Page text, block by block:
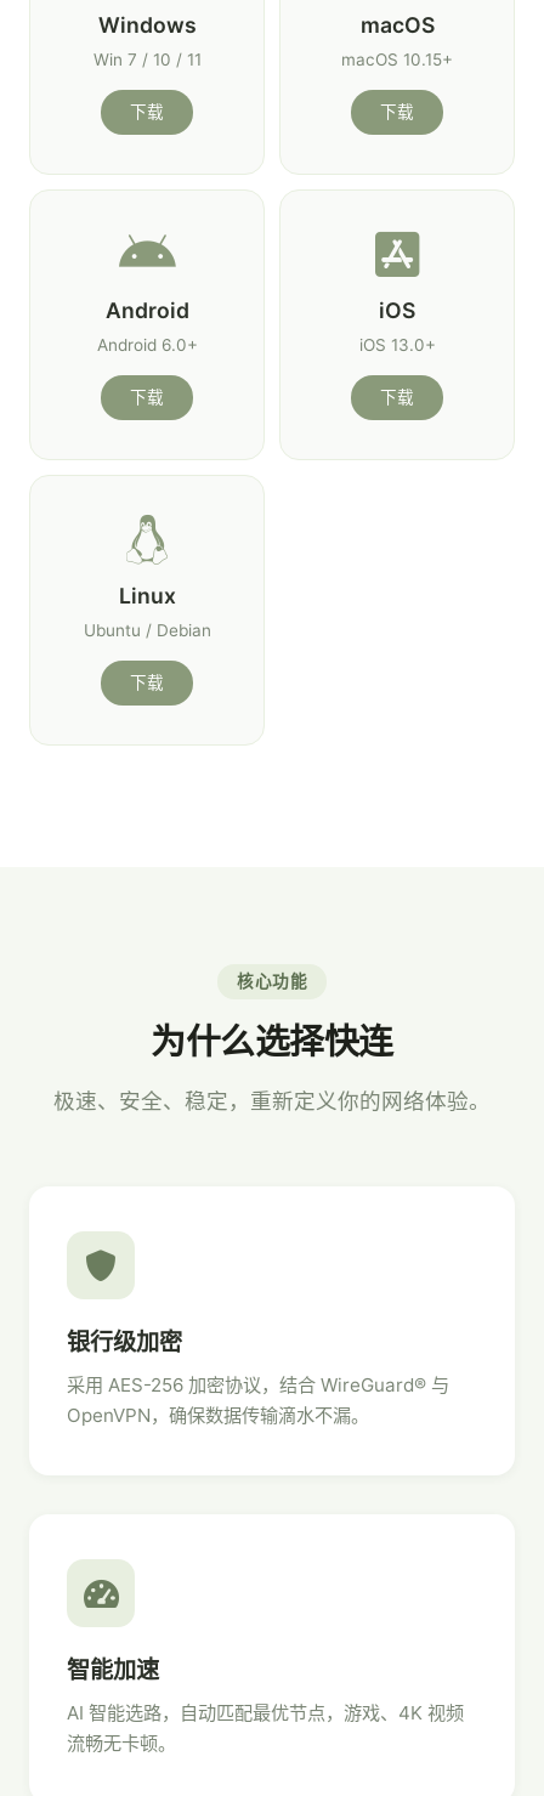
Windows
Win 7 / 10 / 11
下载
macOS
macOS 10.15+
下载
Android
Android 6.0+
下载
iOS
iOS 13.0+
下载
Linux
Ubuntu / Debian
下载
核心功能
为什么选择快连
极速、安全、稳定，重新定义你的网络体验。
银行级加密
采用 AES-256 加密协议，结合 WireGuard® 与
OpenVPN，确保数据传输滴水不漏。
智能加速
AI 智能选路，自动匹配最优节点，游戏、4K 视频
流畅无卡顿。